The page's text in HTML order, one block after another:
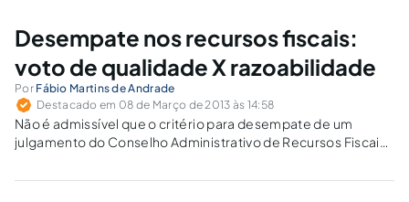
Desempate nos recursos fiscais:
voto de qualidade X razoabilidade
Por Fábio Martins de Andrade
Destacado em 08 de Março de 2013 às 14:58
Não é admissível que o critério para desempate de um
julgamento do Conselho Administrativo de Recursos Fiscais
de qualquer alternância nessa sua atribuição (sempre o